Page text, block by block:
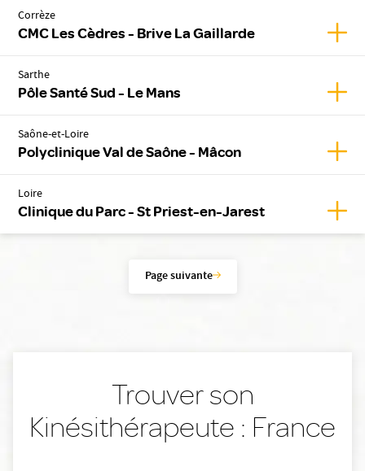
Corrèze
CMC Les Cèdres - Brive La Gaillarde
Sarthe
Pôle Santé Sud - Le Mans
Saône-et-Loire
Polyclinique Val de Saône - Mâcon
Loire
Clinique du Parc - St Priest-en-Jarest
Page suivante
Trouver son
Kinésithérapeute : France